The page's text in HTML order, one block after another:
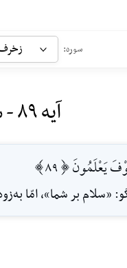
سوره:
آیه ۸۹ - سوره زخرف
يَعْلَمُونَ [89]
«سلام بر شما»، امّا